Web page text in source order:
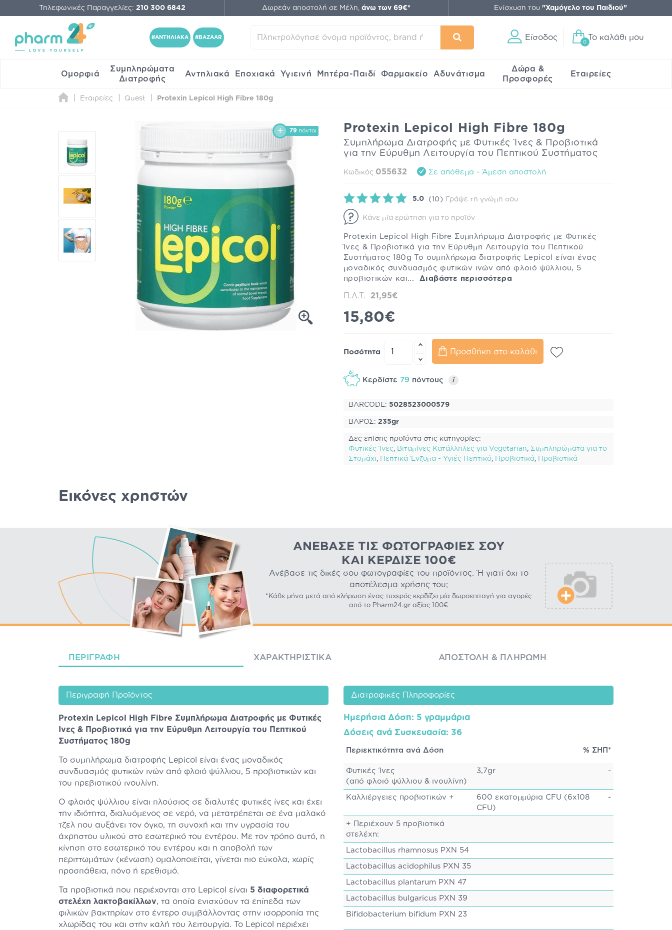
Τηλεφωνικές Παραγγελίες: 210 300 6842 Δωρεάν αποστολή σε Μέλη, άνω των 69€* Ενίσχυση του "Χαμόγελο του Παιδιού"
#ΑΝΤΗΛΙΑΚΑ #BAZAAR Είσοδος
0
Το καλάθι μου
Ομορφιά
Συμπληρώματα
Διατροφής
Αντηλιακά Εποχιακά Υγιεινή Μητέρα-Παιδί Φαρμακείο Αδυνάτισμα
Δώρα &
Προσφορές
Εταιρείες
Εταιρείες Quest Protexin Lepicol High Fibre 180g
79 πόντοι Protexin Lepicol High Fibre 180g
Συμπλήρωμα Διατροφής με Φυτικές Ίνες & Προβιοτικά
για την Εύρυθμη Λειτουργία του Πεπτικού Συστήματος
Κωδικός 055632 Σε απόθεμα - Άμεση αποστολή
5.0 (10) Γράψε τη γνώμη σου
Κάνε μία ερώτηση για το προϊόν
Protexin Lepicol High Fibre Συμπλήρωμα Διατροφής με Φυτικές
Ίνες & Προβιοτικά για την Εύρυθμη Λειτουργία του Πεπτικού
Συστήματος 180g Το συμπλήρωμα διατροφής Lepicol είναι ένας
μοναδικός συνδυασμός φυτικών ινών από φλοιό ψύλλιου, 5
προβιοτικών και... Διαβάστε περισσότερα
Π.Λ.Τ. 21,95€
15,80€
Ποσότητα Προσθήκη στο καλάθι
Κερδίστε 79 πόντους i
BARCODE: 5028523000579
ΒΑΡΟΣ: 235gr
Δες επίσης προϊόντα στις κατηγορίες:
Φυτικές Ίνες
Βιταμίνες Κατάλληλες για Vegetarian
Συμπληρώματα για το
Στομάχι
Πεπτικά Ένζυμα - Υγιές Πεπτικό Προβιοτικά Προβιοτικά
Εικόνες χρηστών
ΑΝΈΒΑΣΕ ΤΙΣ ΦΩΤΟΓΡΑΦΊΕΣ ΣΟΥ
ΚΑΙ ΚΈΡΔΙΣΕ 100€
Ανέβασε τις δικές σου φωτογραφίες του προϊόντος. Ή γιατί όχι το
αποτέλεσμα χρήσης του;
*Κάθε μήνα μετά από κλήρωση ένας τυχερός κερδίζει μία δωροεπιταγή για αγορές
από το Pharm24.gr αξίας 100€
ΠΕΡΙΓΡΑΦΉ ΧΑΡΑΚΤΗΡΙΣΤΙΚΆ ΑΠΟΣΤΟΛΉ & ΠΛΗΡΩΜΉ
Περιγραφή Προϊόντος
Protexin Lepicol High Fibre Συμπλήρωμα Διατροφής με Φυτικές
Ίνες & Προβιοτικά για την Εύρυθμη Λειτουργία του Πεπτικού
Συστήματος 180g
Το συμπλήρωμα διατροφής Lepicol είναι ένας μοναδικός
συνδυασμός φυτικών ινών από φλοιό ψύλλιου, 5 προβιοτικών και
του πρεβιοτικού ινουλίνη.
Ο φλοιός ψύλλιου είναι πλούσιος σε διαλυτές φυτικές ίνες και έχει
την ιδιότητα, διαλυόμενος σε νερό, να μετατρέπεται σε ένα μαλακό
τζελ που αυξάνει τον όγκο, τη συνοχή και την υγρασία του
άχρηστου υλικού στο εσωτερικό του εντέρου. Με τον τρόπο αυτό, η
κίνηση στο εσωτερικό του εντέρου και η αποβολή των
περιττωμάτων (κένωση) ομαλοποιείται, γίνεται πιο εύκολα, χωρίς
προσπάθεια, πόνο ή ερεθισμό.
Τα προβιοτικά που περιέχονται στο Lepicol είναι 5 διαφορετικά
στελέχη λακτοβακίλλων, τα οποία ενισχύουν τα επίπεδα των
φιλικών βακτηρίων στο έντερο συμβάλλοντας στην ισορροπία της
χλωρίδας του και στην καλή του λειτουργία. Το Lepicol περιέχει
Διατροφικές Πληροφορίες
Ημερήσια Δόση: 5 γραμμάρια
Δόσεις ανά Συσκευασία: 36
Περιεκτικότητα ανά Δόση % ΣΗΠ*
Φυτικές Ίνες
(από φλοιό ψύλλιου & ινουλίνη)
3,7gr -
Καλλιέργειες προβιοτικών +
600 εκατομμύρια CFU (6x108
CFU)
-
+ Περιέχουν 5 προβιοτικά
στελέχη:
Lactobacillus rhamnosus PXN 54
Lactobacillus acidophilus PXN 35
Lactobacillus plantarum PXN 47
Lactobacillus bulgaricus PXN 39
Bifidobacterium bifidum PXN 23